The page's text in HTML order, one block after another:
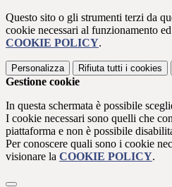
Questo sito o gli strumenti terzi da
cookie necessari al funzionamento
COOKIE POLICY.
Personalizza Rifiuta tutti i cookies
Gestione cookie
In questa schermata è possibile
I cookie necessari sono quelli che
piattaforma e non è possibile
Per conoscere quali sono i cookie
visionare la COOKIE POLICY.